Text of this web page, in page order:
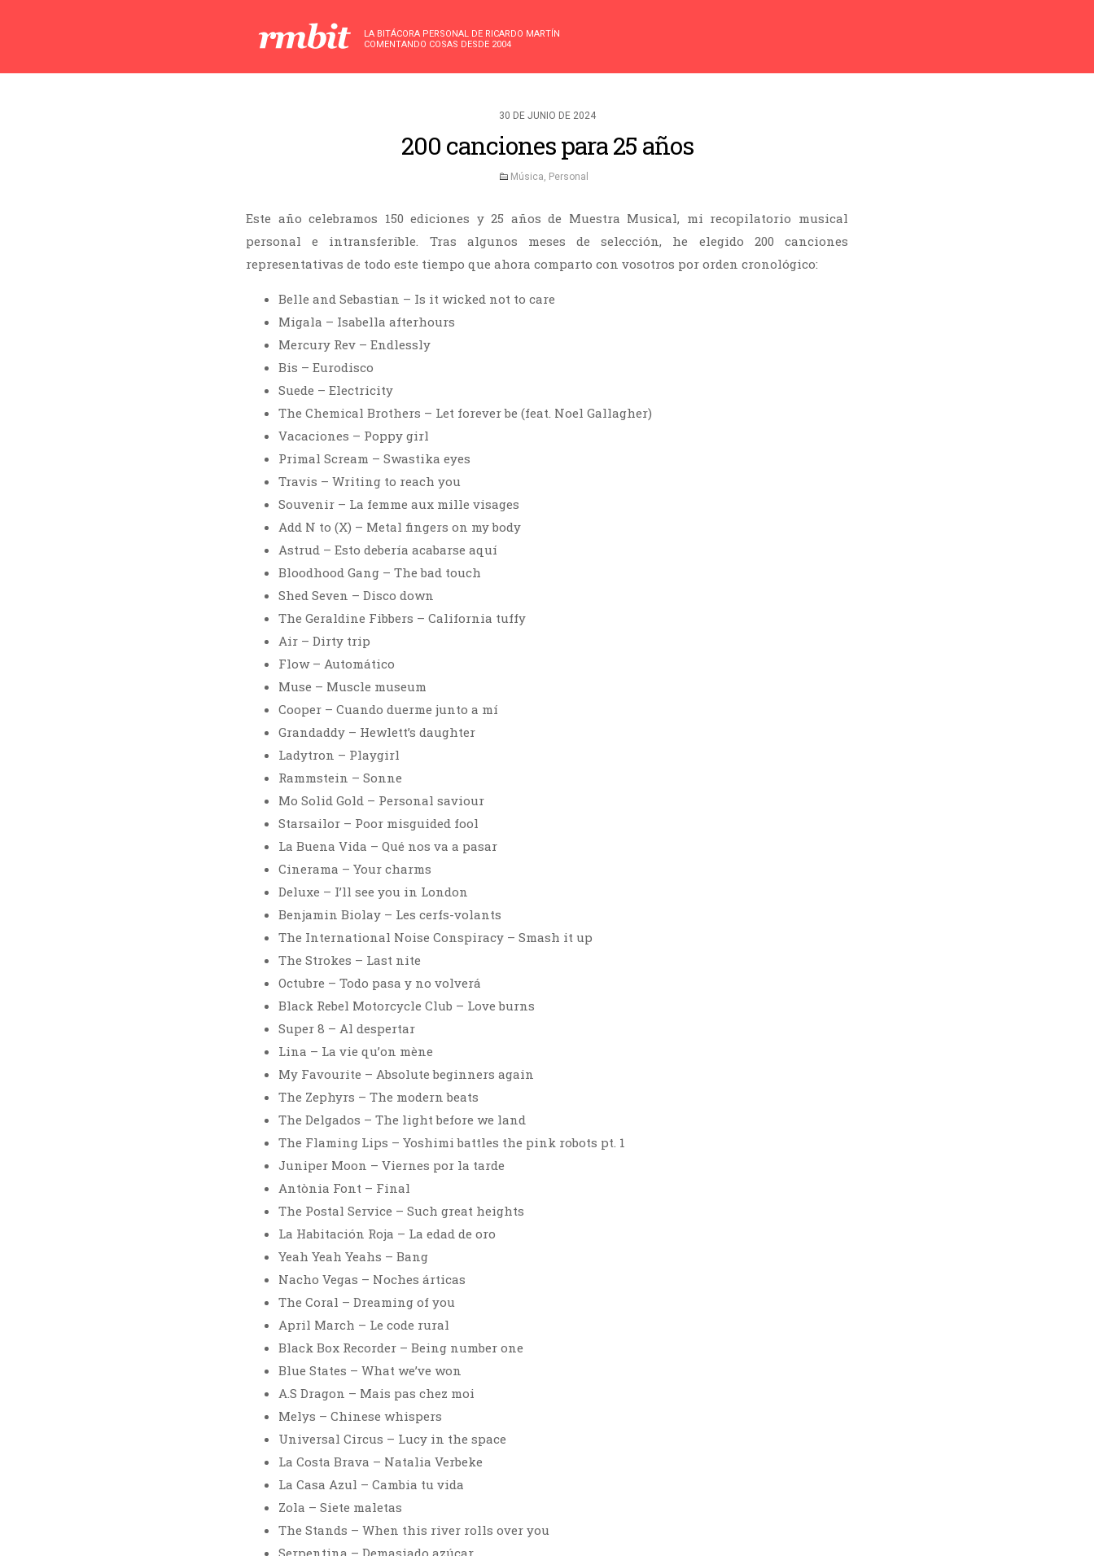
LA BITÁCORA PERSONAL DE RICARDO MARTÍN
COMENTANDO COSAS DESDE 2004
30 DE JUNIO DE 2024
200 canciones para 25 años
Música, Personal
Este año celebramos 150 ediciones y 25 años de Muestra Musical, mi recopilatorio musical
personal e intransferible. Tras algunos meses de selección, he elegido 200 canciones
representativas de todo este tiempo que ahora comparto con vosotros por orden cronológico:
Belle and Sebastian – Is it wicked not to care
Migala – Isabella afterhours
Mercury Rev – Endlessly
Bis – Eurodisco
Suede – Electricity
The Chemical Brothers – Let forever be (feat. Noel Gallagher)
Vacaciones – Poppy girl
Primal Scream – Swastika eyes
Travis – Writing to reach you
Souvenir – La femme aux mille visages
Add N to (X) – Metal fingers on my body
Astrud – Esto debería acabarse aquí
Bloodhood Gang – The bad touch
Shed Seven – Disco down
The Geraldine Fibbers – California tuffy
Air – Dirty trip
Flow – Automático
Muse – Muscle museum
Cooper – Cuando duerme junto a mí
Grandaddy – Hewlett’s daughter
Ladytron – Playgirl
Rammstein – Sonne
Mo Solid Gold – Personal saviour
Starsailor – Poor misguided fool
La Buena Vida – Qué nos va a pasar
Cinerama – Your charms
Deluxe – I’ll see you in London
Benjamin Biolay – Les cerfs-volants
The International Noise Conspiracy – Smash it up
The Strokes – Last nite
Octubre – Todo pasa y no volverá
Black Rebel Motorcycle Club – Love burns
Super 8 – Al despertar
Lina – La vie qu’on mène
My Favourite – Absolute beginners again
The Zephyrs – The modern beats
The Delgados – The light before we land
The Flaming Lips – Yoshimi battles the pink robots pt. 1
Juniper Moon – Viernes por la tarde
Antònia Font – Final
The Postal Service – Such great heights
La Habitación Roja – La edad de oro
Yeah Yeah Yeahs – Bang
Nacho Vegas – Noches árticas
The Coral – Dreaming of you
April March – Le code rural
Black Box Recorder – Being number one
Blue States – What we’ve won
A.S Dragon – Mais pas chez moi
Melys – Chinese whispers
Universal Circus – Lucy in the space
La Costa Brava – Natalia Verbeke
La Casa Azul – Cambia tu vida
Zola – Siete maletas
The Stands – When this river rolls over you
Serpentina – Demasiado azúcar